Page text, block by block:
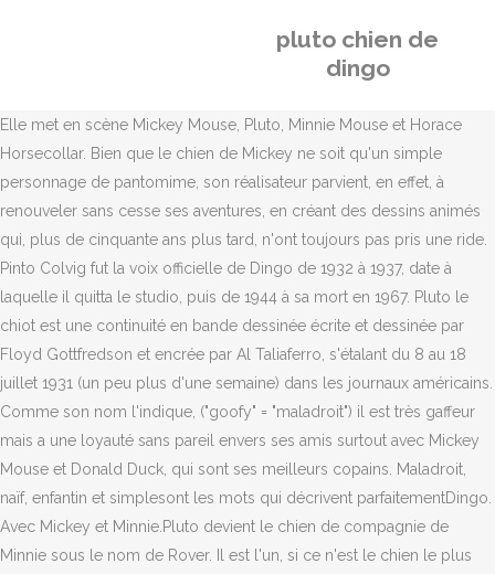
pluto chien de
dingo
Elle met en scène Mickey Mouse, Pluto, Minnie Mouse et Horace
Horsecollar. Bien que le chien de Mickey ne soit qu'un simple
personnage de pantomime, son réalisateur parvient, en effet, à
renouveler sans cesse ses aventures, en créant des dessins animés
qui, plus de cinquante ans plus tard, n'ont toujours pas pris une ride.
Pinto Colvig fut la voix officielle de Dingo de 1932 à 1937, date à
laquelle il quitta le studio, puis de 1944 à sa mort en 1967. Pluto le
chiot est une continuité en bande dessinée écrite et dessinée par
Floyd Gottfredson et encrée par Al Taliaferro, s'étalant du 8 au 18
juillet 1931 (un peu plus d'une semaine) dans les journaux américains.
Comme son nom l'indique, ("goofy" = "maladroit") il est très gaffeur
mais a une loyauté sans pareil envers ses amis surtout avec Mickey
Mouse et Donald Duck, qui sont ses meilleurs copains. Maladroit,
naïf, enfantin et simplesont les mots qui décrivent parfaitementDingo.
Avec Mickey et Minnie.Pluto devient le chien de compagnie de
Minnie sous le nom de Rover. Il est l'un, si ce n'est le chien le plus